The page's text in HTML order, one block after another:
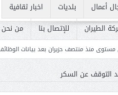
أعمال بلديات اخبار ثقافية
الطيران للإتصال بنا من نحن
بعد بيانات الوظائف الأميركية الضعيفة
عن السكر